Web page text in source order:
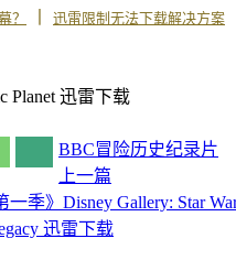
？ 迅雷限制无法下载解决方案
BBC冒险历史纪录片
上一篇
季》Disney Gallery: Star
迅雷下载